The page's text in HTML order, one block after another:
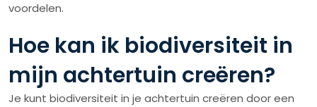
voordelen.
Hoe kan ik biodiversiteit in
mijn achtertuin creëren?
Je kunt biodiversiteit in je achtertuin creëren door een